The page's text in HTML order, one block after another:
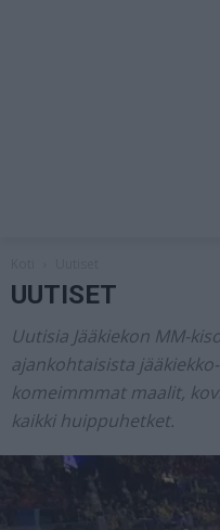
UUTISET
Uutisia Jääkiekon MM-
ajankohtaisista
komeimmmat maalit,
kaikki huippuhetket.